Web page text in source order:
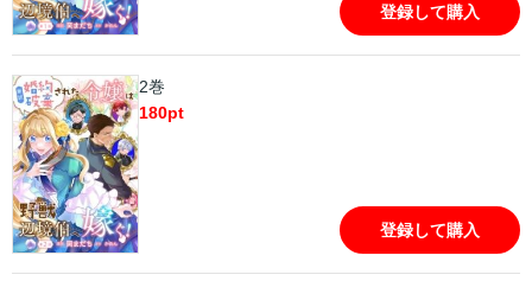
登録して購入
2巻
180pt
登録して購入